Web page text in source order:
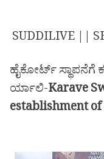
SUDDILIVE ||
ಹೈಕೋರ್ಟ್ ಸ್ಥಾಪನೆಗೆ
ರ್ಯಾಲಿ-Karave
establishment